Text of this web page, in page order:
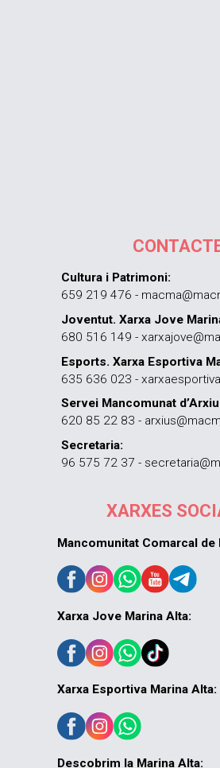
Cultura i Patrimoni:
659 219 476 -
Joventut. Xarxa Jove
680 516 149 -
Esports. Xarxa Esportiva
635 636 023 -
Servei Mancomunat
620 85 22 83 -
Secretaria:
96 575 72 37 -
XARXES
Mancomunitat Comarcal de
Xarxa Jove Marina Alta:
Xarxa Esportiva Marina Alta:
Descobrim la Marina Alta: